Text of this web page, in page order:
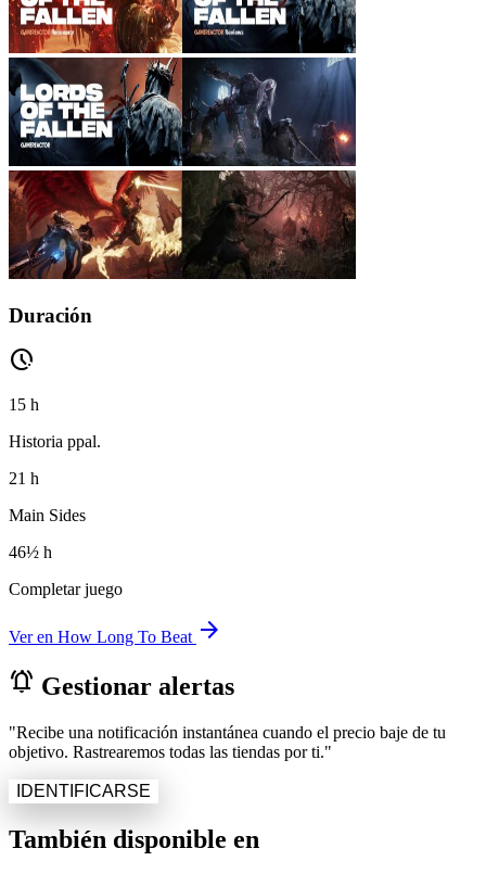
Duración
pace
15 h
Historia ppal.
21 h
Main Sides
46½ h
Completar juego
Ver en How Long To Beat arrow_forward
notifications_active Gestionar alertas
"Recibe una notificación instantánea cuando el precio baje de tu
objetivo. Rastrearemos todas las tiendas por ti."
IDENTIFICARSE
También disponible en